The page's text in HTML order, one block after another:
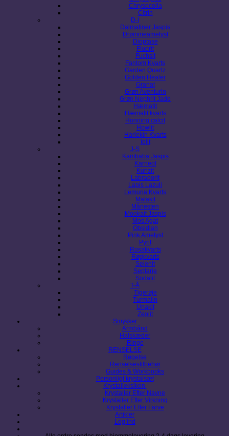
Chrysocolla
Citrin
D-I
Dalmatiner Jaspis
Drømmeametyst
Dioptase
Fluorit
Fuchsit
Fantom Kvarts
Garden Quartz
Golden Healer
Granat
Grøn Aventurin
Grøn Nephrit Jade
Hæmatit
Hæmatit kvarts
Honning calcit
Howlit
Harlekin Kvarts
Iolit
J-S
Kambaba Jaspis
Karneol
Kunzit
Labradorit
Lapis Lazuli
Lemuria Kvarts
Malakit
Månesten
Mookait Jaspis
Mos Agat
Obsidian
Pink Ametyst
Pyrit
Rosakvarts
Røgkvarts
Selenit
Septarie
Sodalit
T-Å
Tigerøje
Turmalin
Unakit
Zeolit
Smykker
Armbånd
Halskæder
Ringe
RENSELSE
Røgelse
Renselsestilbehør
Guides & Workbooks
Personligt krystalsæt
Krystalleksikon
Krystaller Efter Navne
Krystaller Efter Virkning
Krystaller Efter Farve
Artikler
Log ind